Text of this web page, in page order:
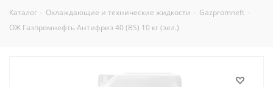
Каталог - Охлаждающие и технические жидкости - Gazpromneft -
ОЖ Газпромнефть Антифриз 40 (BS) 10 кг (зел.)